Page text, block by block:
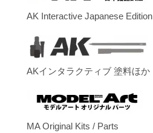
AK Interactive Japanese Edition
AKインタラクティブ 塗料ほか
MA Original Kits / Parts